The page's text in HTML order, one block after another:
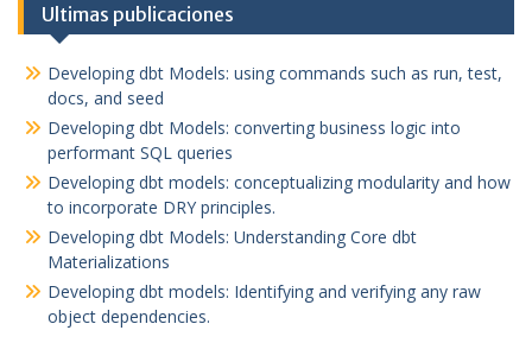
Ultimas publicaciones
Developing dbt Models: using commands such as run, test,
docs, and seed
Developing dbt Models: converting business logic into
performant SQL queries
Developing dbt models: conceptualizing modularity and how
to incorporate DRY principles.
Developing dbt Models: Understanding Core dbt
Materializations
Developing dbt models: Identifying and verifying any raw
object dependencies.